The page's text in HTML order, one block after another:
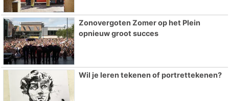
Zonovergoten Zomer op het Plein
opnieuw groot succes
Wil je leren tekenen of portrettekenen?